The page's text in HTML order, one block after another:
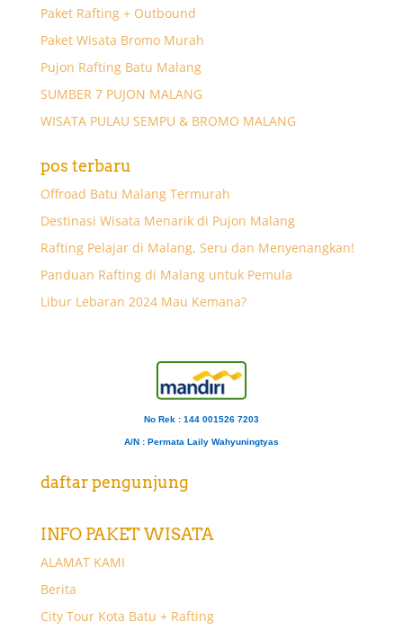
Paket Rafting + Outbound
Paket Wisata Bromo Murah
Pujon Rafting Batu Malang
SUMBER 7 PUJON MALANG
WISATA PULAU SEMPU & BROMO MALANG
pos terbaru
Offroad Batu Malang Termurah
Destinasi Wisata Menarik di Pujon Malang
Rafting Pelajar di Malang, Seru dan Menyenangkan!
Panduan Rafting di Malang untuk Pemula
Libur Lebaran 2024 Mau Kemana?
No Rek : 144 001526 7203
A/N : Permata Laily Wahyuningtyas
daftar pengunjung
INFO PAKET WISATA
ALAMAT KAMI
Berita
City Tour Kota Batu + Rafting